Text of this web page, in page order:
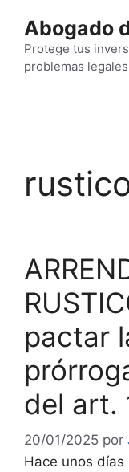
contenido
Abogado
Protege tus
problemas legales
pactar
del art.
20/01/2025 por
Hace unos